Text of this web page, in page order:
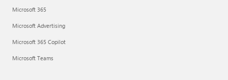
Microsoft 365
Microsoft Advertising
Microsoft 365 Copilot
Microsoft Teams